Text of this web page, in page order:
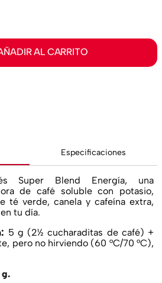
Especificaciones
Super Blend Energía, una
de café soluble con potasio,
té verde, canela y cafeína extra,
tu día.
5 g (2½ cucharaditas de café) +
pero no hirviendo (60 °C/70 °C),
g.